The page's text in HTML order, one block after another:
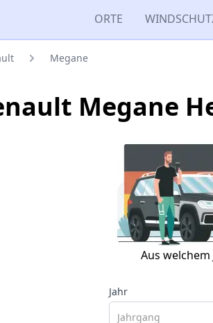
ORTE
Megane
Megane
Aus
Jahr